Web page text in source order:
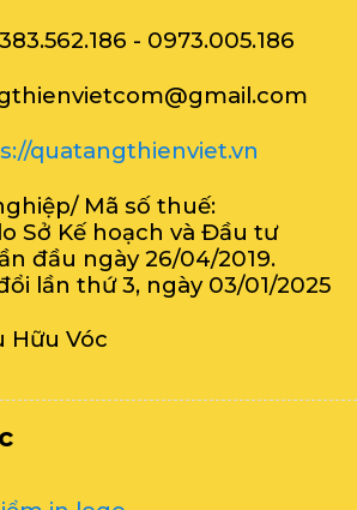
- 0973.005.186
quatangthienviet.vn
Mã số thuế:
Sở Kế hoạch và Đầu tư
đầu ngày 26/04/2019.
lần thứ 3, ngày 03/01/2025
Hữu Vóc